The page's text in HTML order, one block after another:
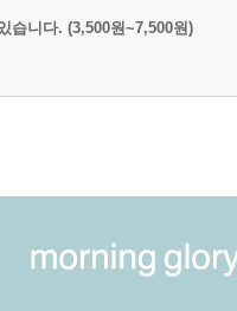
습니다. (3,500원~7,500원)